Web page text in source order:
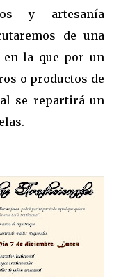
y artesanía
de una
en la que por un
o productos de
se repartirá un